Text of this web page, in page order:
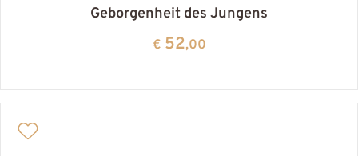
Geborgenheit des Jungens
€52,00